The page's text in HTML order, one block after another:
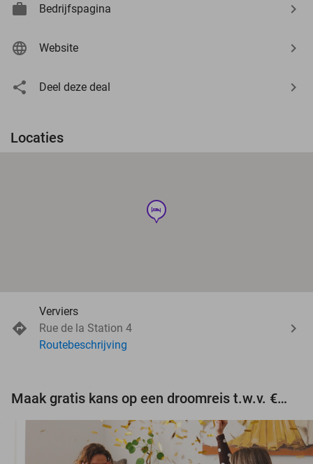
Bedrijfspagina
Website
Deel deze deal
Locaties
hotel
Verviers
Rue de la Station 4
Routebeschrijving
Maak gratis kans op een droomreis t.w.v. €3.000!